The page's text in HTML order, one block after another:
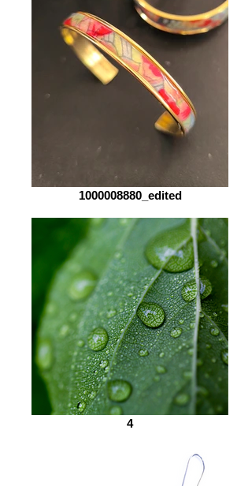
1000008880_edited
4